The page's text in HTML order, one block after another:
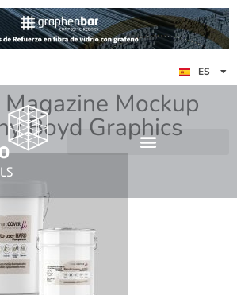
ES
EN
DE
Mockup
Boyd Graphics